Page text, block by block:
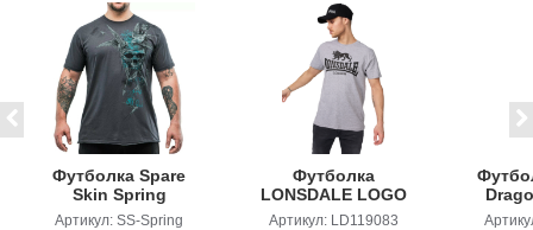
Футболка Spare
Skin Spring
Артикул: SS-Spring
Футболка
LONSDALE LOGO
Артикул: LD119083